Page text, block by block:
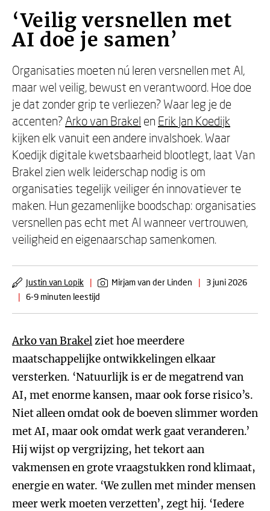
‘Veilig versnellen met
AI doe je samen’
Organisaties moeten nú leren versnellen met AI,
maar wel veilig, bewust en verantwoord. Hoe doe
je dat zonder grip te verliezen? Waar leg je de
accenten? Arko van Brakel en Erik Jan Koedijk
kijken elk vanuit een andere invalshoek. Waar
Koedijk digitale kwetsbaarheid blootlegt, laat Van
Brakel zien welk leiderschap nodig is om
organisaties tegelijk veiliger én innovatiever te
maken. Hun gezamenlijke boodschap: organisaties
versnellen pas echt met AI wanneer vertrouwen,
veiligheid en eigenaarschap samenkomen.
Justin van Lopik | Mirjam van der Linden |
3 juni 2026
| 6-9 minuten leestijd
Arko van Brakelziet hoe meerdere
maatschappelijke ontwikkelingen elkaar
versterken. ‘Natuurlijk is er de megatrend van
AI, met enorme kansen, maar ook forse risico’s.
Niet alleen omdat ook de boeven slimmer worden
met AI, maar ook omdat werk gaat veranderen.’
Hij wijst op vergrijzing, het tekort aan
vakmensen en grote vraagstukken rond klimaat,
energie en water. ‘We zullen met minder mensen
meer werk moeten verzetten’, zegt hij. ‘Iedere